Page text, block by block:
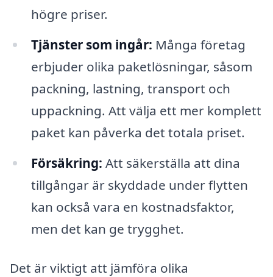
högre priser.
Tjänster som ingår: Många företag
erbjuder olika paketlösningar, såsom
packning, lastning, transport och
uppackning. Att välja ett mer komplett
paket kan påverka det totala priset.
Försäkring: Att säkerställa att dina
tillgångar är skyddade under flytten
kan också vara en kostnadsfaktor,
men det kan ge trygghet.
Det är viktigt att jämföra olika